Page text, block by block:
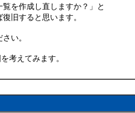
を作成し直しますか？」と
旧すると思います。
い。
考えてみます。